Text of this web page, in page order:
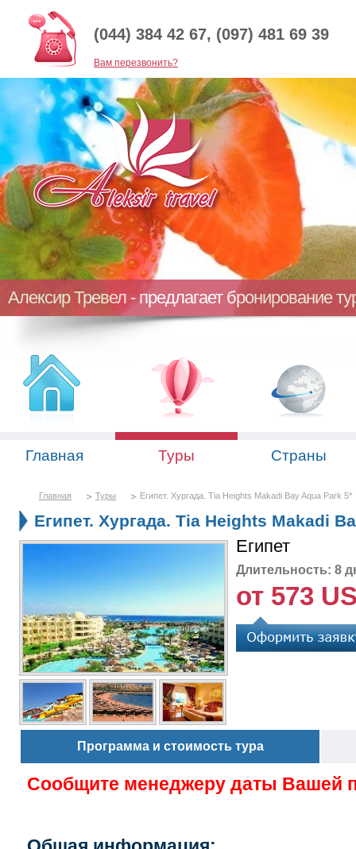
(044) 384 42 67, (097) 481 69 39
Baм перезвонить?
Алексир Тревел - предлагает бронирование
Главная Туры Страны
Главная Туры Египет. Хургада. Tia Heights Makadi Bay Aqua Park 5*
Египет. Хургада. Tia Heights Makadi
Египет
Длительность: 8
от 573
Программа и стоимость тура
Сообщите менеджеру даты Вашей